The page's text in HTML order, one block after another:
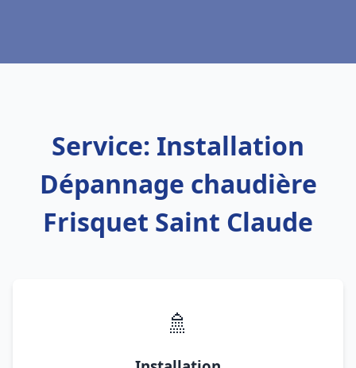
Service: Installation
Dépannage chaudière
Frisquet Saint Claude
🚿